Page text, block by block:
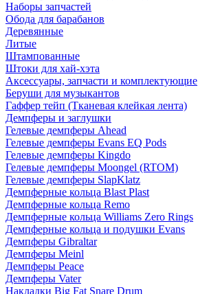
Наборы запчастей
Обода для барабанов
Деревянные
Литые
Штампованные
Штоки для хай-хэта
Аксессуары, запчасти и комплектующие
Беруши для музыкантов
Гаффер тейп (Тканевая клейкая лента)
Демпферы и заглушки
Гелевые демпферы Ahead
Гелевые демпферы Evans EQ Pods
Гелевые демпферы Kingdo
Гелевые демпферы Moongel (RTOM)
Гелевые демпферы SlapKlatz
Демпферные кольца Blast Plast
Демпферные кольца Remo
Демпферные кольца Williams Zero Rings
Демпферные кольца и подушки Evans
Демпферы Gibraltar
Демпферы Meinl
Демпферы Peace
Демпферы Vater
Накладки Big Fat Snare Drum